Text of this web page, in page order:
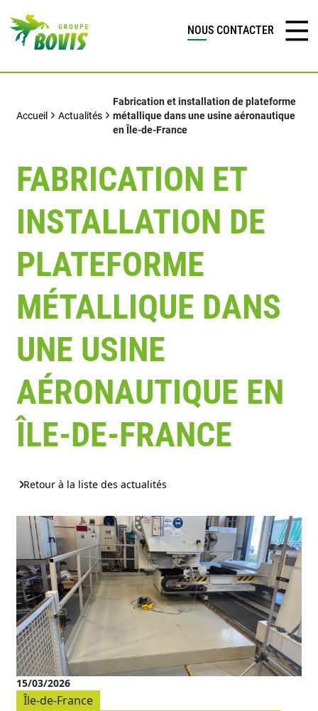
NOUS CONTACTER
Accueil Actualités
Fabrication et installation de plateforme
métallique dans une usine aéronautique
en Île-de-France
FABRICATION ET
INSTALLATION DE
PLATEFORME
MÉTALLIQUE DANS
UNE USINE
AÉRONAUTIQUE EN
ÎLE-DE-FRANCE
Retour à la liste des actualités
15/03/2026
Île-de-France